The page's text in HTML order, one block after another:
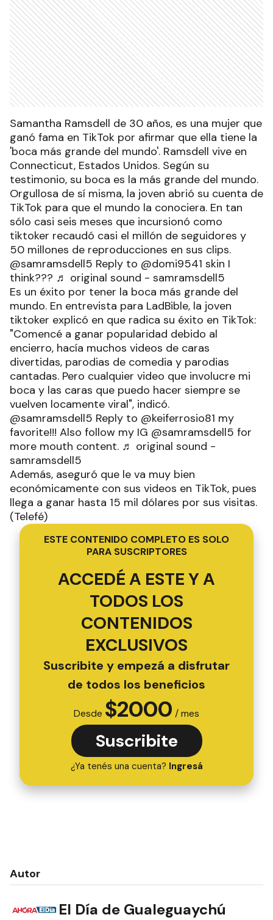
Samantha Ramsdell de 30 años, es una mujer que
ganó fama en TikTok por afirmar que ella tiene la
'boca más grande del mundo'. Ramsdell vive en
Connecticut, Estados Unidos. Según su
testimonio, su boca es la más grande del mundo.
Orgullosa de sí misma, la joven abrió su cuenta de
TikTok para que el mundo la conociera. En tan
sólo casi seis meses que incursionó como
tiktoker recaudó casi el millón de seguidores y
50 millones de reproducciones en sus clips.
@samramsdell5 Reply to @domi9541 skin I
think??? ♬ original sound - samramsdell5
Es un éxito por tener la boca más grande del
mundo. En entrevista para LadBible, la joven
tiktoker explicó en que radica su éxito en TikTok:
"Comencé a ganar popularidad debido al
encierro, hacía muchos videos de caras
divertidas, parodias de comedia y parodias
cantadas. Pero cualquier video que involucre mi
boca y las caras que puedo hacer siempre se
vuelven locamente viral", indicó.
@samramsdell5 Reply to @keiferrosio81 my
favorite!!! Also follow my IG @samramsdell5 for
more mouth content. ♬ original sound -
samramsdell5
Además, aseguró que le va muy bien
económicamente con sus videos en TikTok, pues
llega a ganar hasta 15 mil dólares por sus visitas.
(Telefé)
ESTE CONTENIDO COMPLETO ES SOLO
PARA SUSCRIPTORES
ACCEDÉ A ESTE Y A
TODOS LOS
CONTENIDOS
EXCLUSIVOS
Suscribite y empezá a disfrutar
de todos los beneficios
Desde $2000 / mes
Suscribite
¿Ya tenés una cuenta? Ingresá
Autor
El Día de Gualeguaychú